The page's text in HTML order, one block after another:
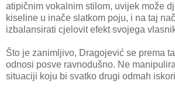
atipičnim vokalnim stilom, uvijek može
kiseline u inače slatkom poju, i na taj
izbalansirati cjelovit efekt svojega
Što je zanimljivo, Dragojević se prema
odnosi posve ravnodušno. Ne
situaciji koju bi svatko drugi odmah